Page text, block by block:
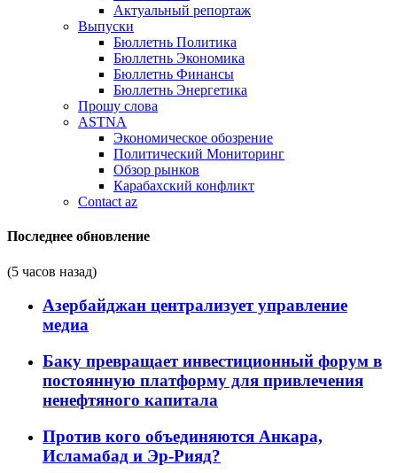
Актуальный репортаж
Выпуски
Бюллетнь Политика
Бюллетнь Экономика
Бюллетнь Финансы
Бюллетнь Энергетика
Прошу слова
ASTNA
Экономическое обозрение
Политический Мониторинг
Обзор рынков
Карабахский конфликт
Contact az
Последнее обновление
(5 часов назад)
Азербайджан централизует управление
медиа
Баку превращает инвестиционный форум в
постоянную платформу для привлечения
ненефтяного капитала
Против кого объединяются Анкара,
Исламабад и Эр-Рияд?